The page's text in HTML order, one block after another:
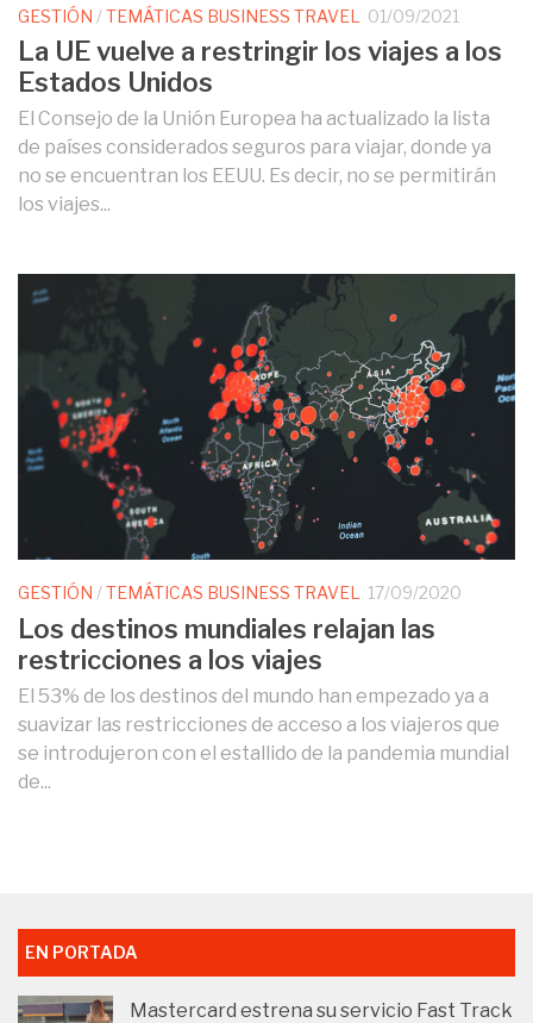
GESTIÓN /TEMÁTICAS BUSINESS TRAVEL 01/09/2021
La UE vuelve a restringir los viajes a los
Estados Unidos
El Consejo de la Unión Europea ha actualizado la lista
de países considerados seguros para viajar, donde ya
no se encuentran los EEUU. Es decir, no se permitirán
los viajes...
GESTIÓN /TEMÁTICAS BUSINESS TRAVEL 17/09/2020
Los destinos mundiales relajan las
restricciones a los viajes
El 53% de los destinos del mundo han empezado ya a
suavizar las restricciones de acceso a los viajeros que
se introdujeron con el estallido de la pandemia mundial
de...
EN PORTADA
Mastercard estrena su servicio Fast Track